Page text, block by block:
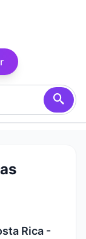
Rica -